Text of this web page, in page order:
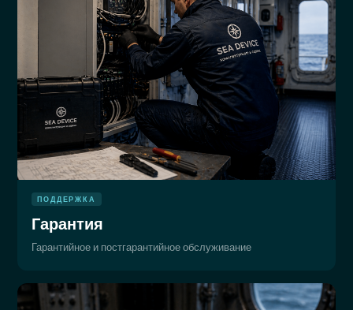
ПОДДЕРЖКА
Гарантия
Гарантийное и постгарантийное обслуживание